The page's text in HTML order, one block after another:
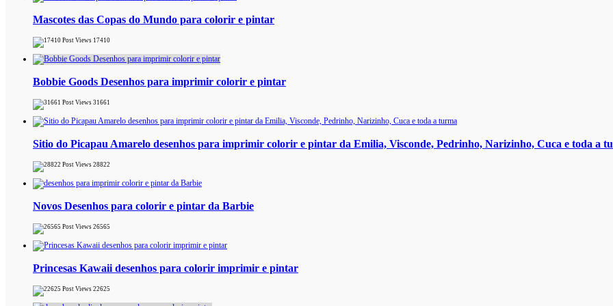
Mascotes das Copas do Mundo para colorir e pintar
17410
Bobbie Goods Desenhos para imprimir colorir e pintar
31661
Sitio do Picapau Amarelo desenhos para imprimir colorir e pintar da Emilia, Visconde, Pedrinho, Narizinho, Cuca e toda a
28822
Novos Desenhos para colorir e pintar da Barbie
26565
Princesas Kawaii desenhos para colorir imprimir e pintar
22625